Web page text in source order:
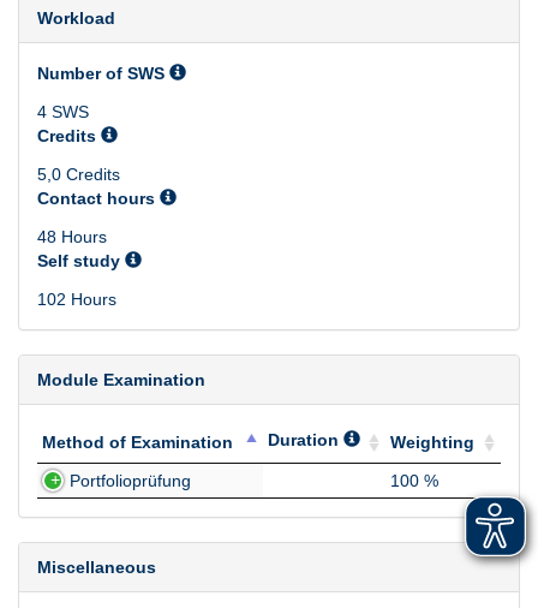
Workload
Number of SWS
4 SWS
Credits
5,0 Credits
Contact hours
48 Hours
Self study
102 Hours
Module Examination
Method of Examination Duration
Weighting
Method of Examination
Weighting
Portfolioprüfung 100 %
Miscellaneous